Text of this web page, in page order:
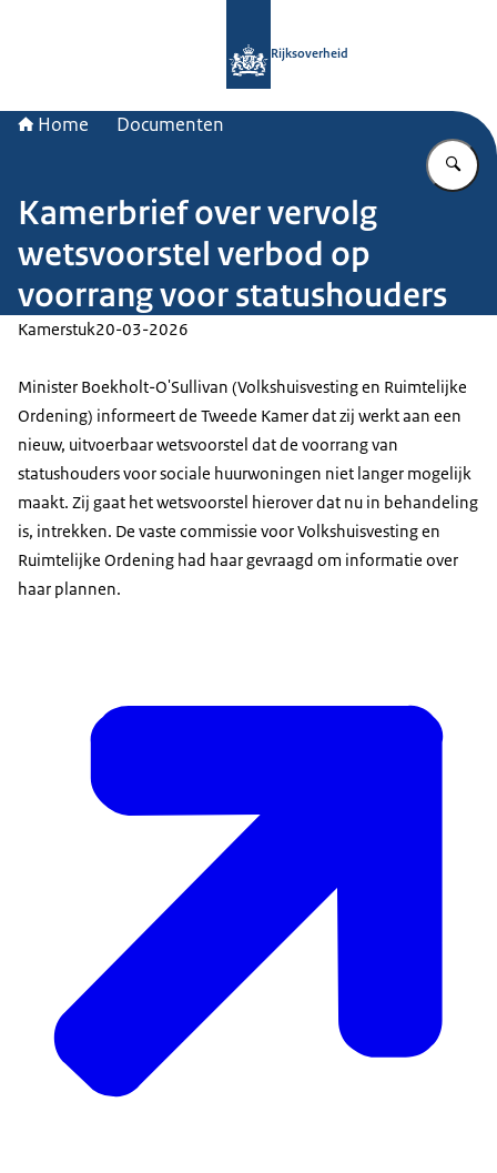
Rijksoverheid
Home Documenten
Kamerbrief over vervolg
wetsvoorstel verbod op
voorrang voor statushouders
Kamerstuk20-03-2026
Minister Boekholt-O'Sullivan (Volkshuisvesting en Ruimtelijke
Ordening) informeert de Tweede Kamer dat zij werkt aan een
nieuw, uitvoerbaar wetsvoorstel dat de voorrang van
statushouders voor sociale huurwoningen niet langer mogelijk
maakt. Zij gaat het wetsvoorstel hierover dat nu in behandeling
is, intrekken. De vaste commissie voor Volkshuisvesting en
Ruimtelijke Ordening had haar gevraagd om informatie over
haar plannen.